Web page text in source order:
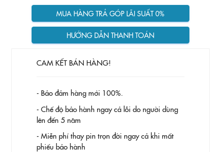
MUA HÀNG TRẢ GÓP LÃI SUẤT 0%
HƯỚNG DẪN THANH TOÁN
CAM KẾT BÁN HÀNG!
- Bảo đảm hàng mới 100%.
- Chế độ bảo hành ngay cả lỗi do người dùng
lên đến 5 năm
- Miễn phí thay pin trọn đời ngay cả khi mất
phiếu bảo hành